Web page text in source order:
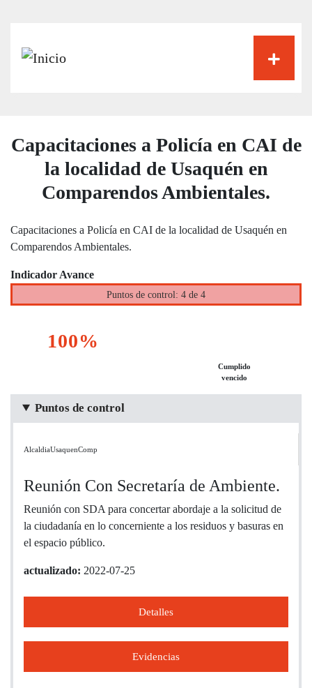
Capacitaciones a Policía en CAI de
la localidad de Usaquén en
Comparendos Ambientales.
Capacitaciones a Policía en CAI de la localidad de Usaquén en
Comparendos Ambientales.
Indicador Avance
Puntos de control: 4 de 4
100%
Cumplido
vencido
Puntos de control
AlcaldiaUsaquenComp
Reunión Con Secretaría de Ambiente.
Reunión con SDA para concertar abordaje a la solicitud de
la ciudadanía en lo concerniente a los residuos y basuras en
el espacio público.
actualizado: 2022-07-25
Detalles
Evidencias